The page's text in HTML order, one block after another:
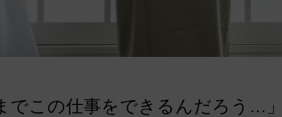
でこの仕事をできるんだろう…